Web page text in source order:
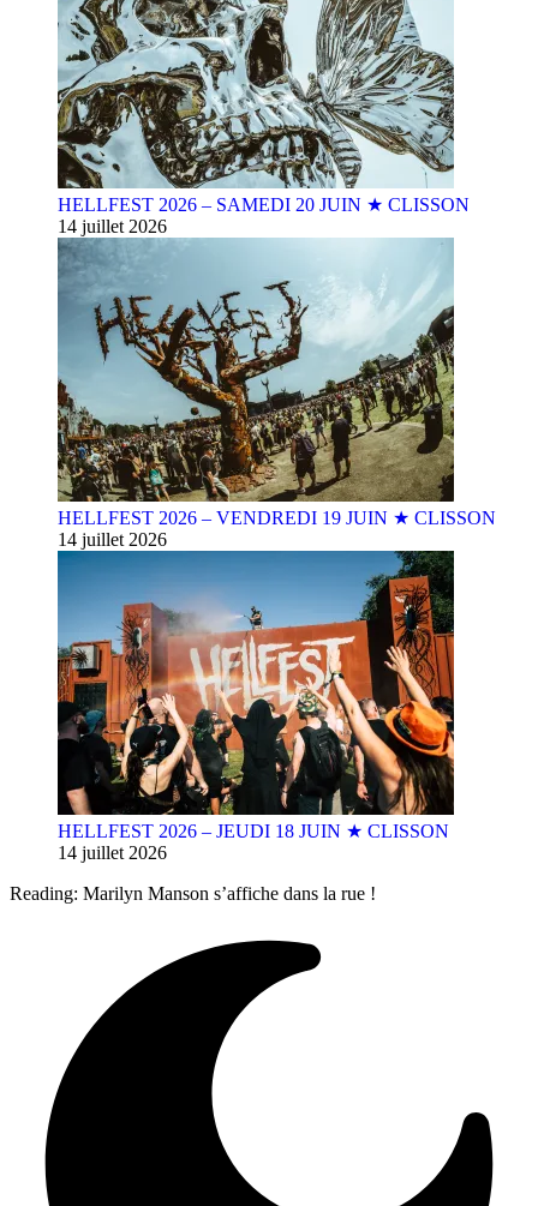
HELLFEST 2026 – SAMEDI 20 JUIN ★ CLISSON
14 juillet 2026
HELLFEST 2026 – VENDREDI 19 JUIN ★ CLISSON
14 juillet 2026
HELLFEST 2026 – JEUDI 18 JUIN ★ CLISSON
14 juillet 2026
Reading: Marilyn Manson s’affiche dans la rue !